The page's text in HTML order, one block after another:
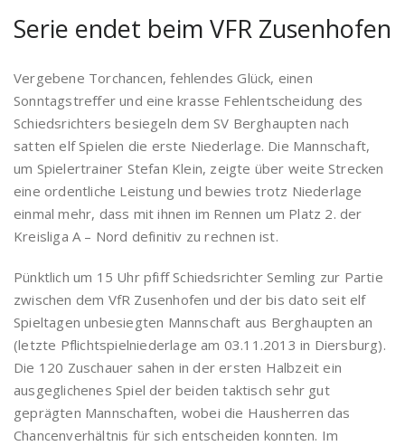
Serie endet beim VFR Zusenhofen
Vergebene Torchancen, fehlendes Glück, einen
Sonntagstreffer und eine krasse Fehlentscheidung des
Schiedsrichters besiegeln dem SV Berghaupten nach
satten elf Spielen die erste Niederlage. Die Mannschaft,
um Spielertrainer Stefan Klein, zeigte über weite Strecken
eine ordentliche Leistung und bewies trotz Niederlage
einmal mehr, dass mit ihnen im Rennen um Platz 2. der
Kreisliga A – Nord definitiv zu rechnen ist.
Pünktlich um 15 Uhr pfiff Schiedsrichter Semling zur Partie
zwischen dem VfR Zusenhofen und der bis dato seit elf
Spieltagen unbesiegten Mannschaft aus Berghaupten an
(letzte Pflichtspielniederlage am 03.11.2013 in Diersburg).
Die 120 Zuschauer sahen in der ersten Halbzeit ein
ausgeglichenes Spiel der beiden taktisch sehr gut
geprägten Mannschaften, wobei die Hausherren das
Chancenverhältnis für sich entscheiden konnten. Im